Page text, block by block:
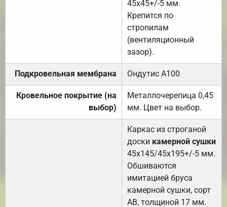
45х45+/-5 мм.
Крепится по
стропилам
(вентиляционный
зазор).
Подкровельная мембрана Ондутис А100
Кровельное покрытие (на
выбор)
Металлочерепица 0,45
мм. Цвет на выбор.
Каркас из строганой
доски камерной сушки
45х145/45х195+/-5 мм.
Обшиваются
имитацией бруса
камерной сушки, сорт
АВ, толщиной 17 мм.